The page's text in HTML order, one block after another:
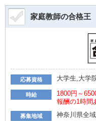
家庭教師の合格王
応募資格 大学生,大学
時給
1800円～
報酬の1時間
募集地域 神奈川県全域